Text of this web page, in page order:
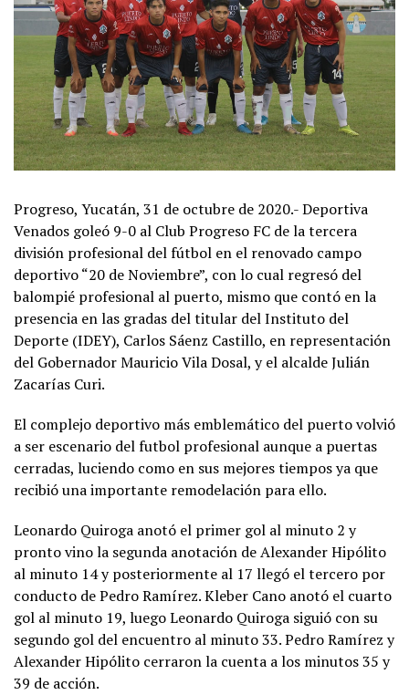
Progreso, Yucatán, 31 de octubre de 2020.- Deportiva
Venados goleó 9-0 al Club Progreso FC de la tercera
división profesional del fútbol en el renovado campo
deportivo “20 de Noviembre”, con lo cual regresó del
balompié profesional al puerto, mismo que contó en la
presencia en las gradas del titular del Instituto del
Deporte (IDEY), Carlos Sáenz Castillo, en representación
del Gobernador Mauricio Vila Dosal, y el alcalde Julián
Zacarías Curi.
El complejo deportivo más emblemático del puerto volvió
a ser escenario del futbol profesional aunque a puertas
cerradas, luciendo como en sus mejores tiempos ya que
recibió una importante remodelación para ello.
Leonardo Quiroga anotó el primer gol al minuto 2 y
pronto vino la segunda anotación de Alexander Hipólito
al minuto 14 y posteriormente al 17 llegó el tercero por
conducto de Pedro Ramírez. Kleber Cano anotó el cuarto
gol al minuto 19, luego Leonardo Quiroga siguió con su
segundo gol del encuentro al minuto 33. Pedro Ramírez y
Alexander Hipólito cerraron la cuenta a los minutos 35 y
39 de acción.